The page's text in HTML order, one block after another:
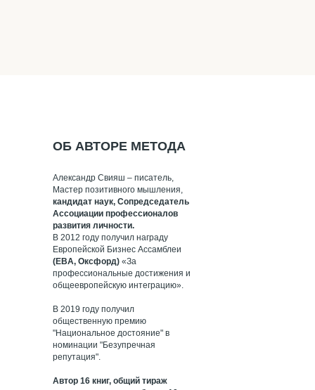
ОБ АВТОРЕ МЕТОДА
Александр Свияш – писатель,
Мастер позитивного мышления,
кандидат наук, Сопредседатель
Ассоциации профессионалов
развития личности.
В 2012 году получил награду
Европейской Бизнес Ассамблеи
(EBA, Оксфорд) «За
профессиональные достижения и
общеевропейскую интеграцию».
В 2019 году получил
общественную премию
"Национальное достояние" в
номинации "Безупречная
репутация".
Автор 16 книг, общий тираж